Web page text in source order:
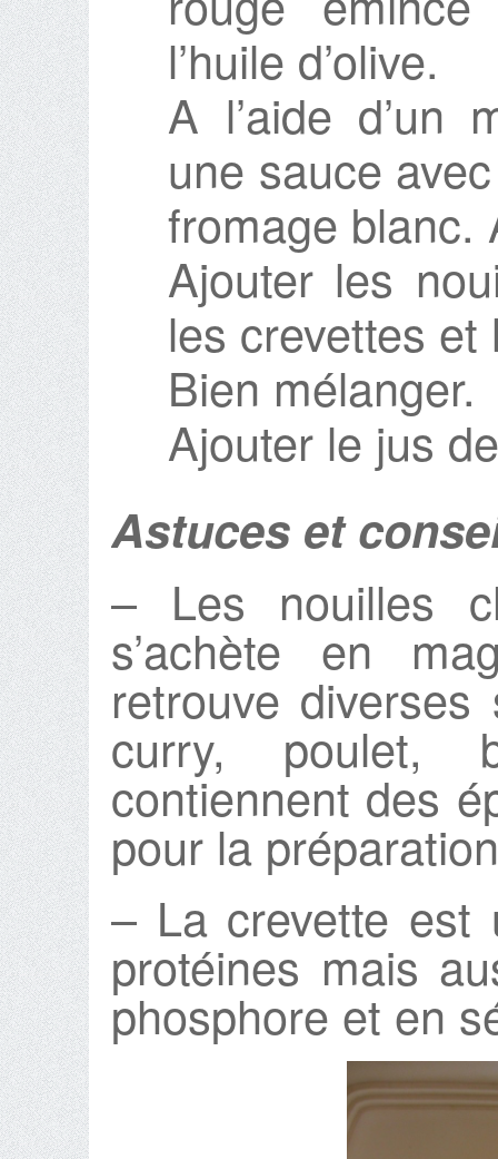
l’huile d’olive.
A l’aide d’un
une sauce
fromage blanc.
Ajouter les
les crevettes et
Bien mélanger.
Ajouter le jus
Astuces et
– Les nouilles
s’achète en
retrouve
curry, poulet,
contiennent des
pour la
– La crevette
protéines mais
phosphore et en